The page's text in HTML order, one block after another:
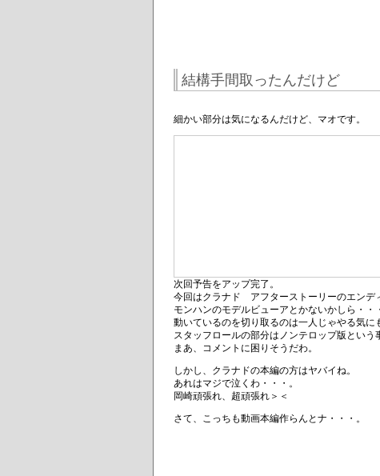
結構手間取ったんだけど
細かい部分は気になるんだけど、マオです。
次回予告をアップ完了。
今回はクラナド アフターストーリーのエンデ
モンハンのモデルビューアとかないかしら・・
動いているのを切り取るのは一人じゃやる気に
スタッフロールの部分はノンテロップ版という
まあ、コメントに困りそうだわ。
しかし、クラナドの本編の方はヤバイね。
あれはマジで泣くわ・・・。
岡崎頑張れ、超頑張れ＞＜
さて、こっちも動画本編作らんとナ・・・。